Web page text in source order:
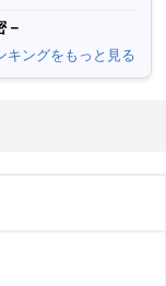
－
キングをもっと見る